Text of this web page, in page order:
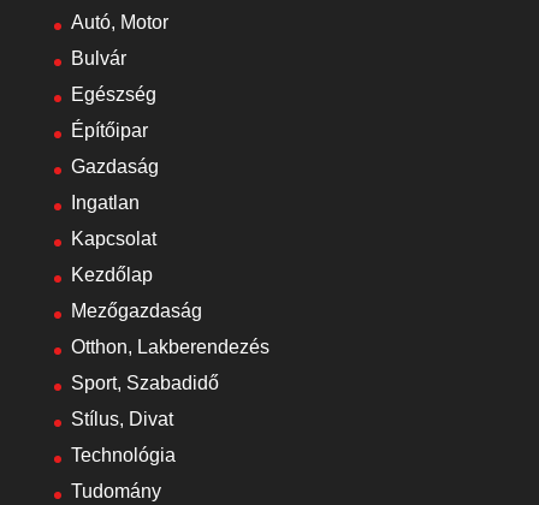
Autó, Motor
Bulvár
Egészség
Építőipar
Gazdaság
Ingatlan
Kapcsolat
Kezdőlap
Mezőgazdaság
Otthon, Lakberendezés
Sport, Szabadidő
Stílus, Divat
Technológia
Tudomány